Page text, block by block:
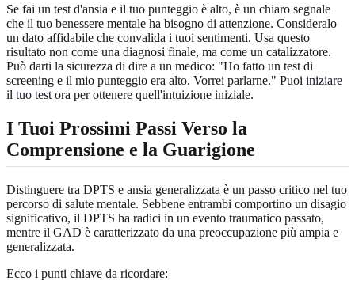
Se fai un test d'ansia e il tuo punteggio è alto, è un chiaro segnale
che il tuo benessere mentale ha bisogno di attenzione. Consideralo
un dato affidabile che convalida i tuoi sentimenti. Usa questo
risultato non come una diagnosi finale, ma come un catalizzatore.
Può darti la sicurezza di dire a un medico: "Ho fatto un test di
screening e il mio punteggio era alto. Vorrei parlarne." Puoi iniziare
il tuo test ora per ottenere quell'intuizione iniziale.
I Tuoi Prossimi Passi Verso la
Comprensione e la Guarigione
Distinguere tra DPTS e ansia generalizzata è un passo critico nel tuo
percorso di salute mentale. Sebbene entrambi comportino un disagio
significativo, il DPTS ha radici in un evento traumatico passato,
mentre il GAD è caratterizzato da una preoccupazione più ampia e
generalizzata.
Ecco i punti chiave da ricordare: